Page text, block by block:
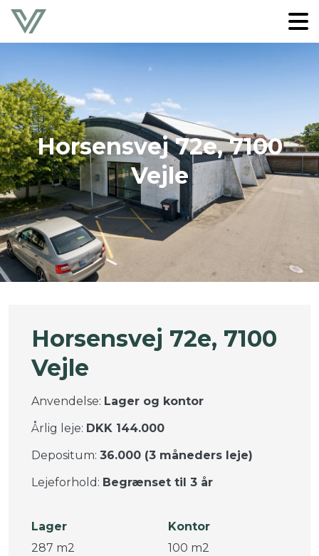
Horsensvej 72e, 7100
Vejle
Horsensvej 72e, 7100
Vejle
Anvendelse: Lager og kontor
Årlig leje: DKK 144.000
Depositum: 36.000 (3 måneders leje)
Lejeforhold: Begrænset til 3 år
Lager
287 m2
Kontor
100 m2